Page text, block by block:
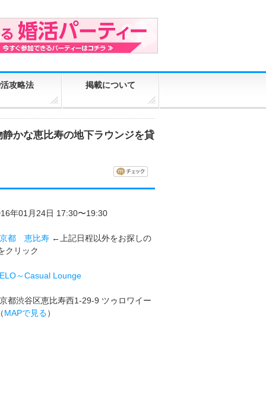
攻略法 掲載について
かな恵比寿の地下ラウンジを貸
年01月24日 17:30〜19:30
都 恵比寿 ←上記日程以外をお探しの
クリック
～Casual Lounge
都渋谷区恵比寿西1-29-9 ツゥロワイー
MAPで見る）